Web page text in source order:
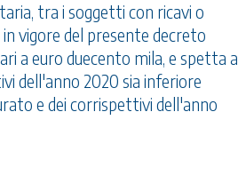
tra i soggetti con ricavi o
vigore del presente decreto
a euro duecento mila, e spetta a
dell'anno 2020 sia inferiore
e dei corrispettivi dell'anno